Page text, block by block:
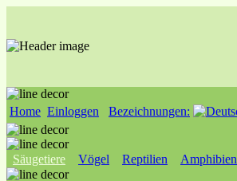
Home Einloggen Bezeichnungen:
Säugetiere Vögel Reptilien Amphibien